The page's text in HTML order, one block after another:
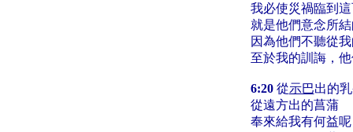
我必使災禍臨到
就是他們意念所
因為他們不聽從
至於我的訓誨，
6:20 從示巴出的
從遠方出的菖蒲
奉來給我有何益